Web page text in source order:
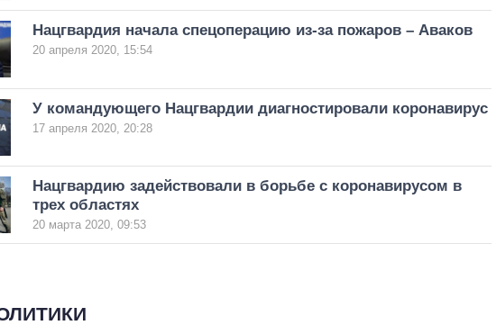
Нацгвардия начала спецоперацию из-за пожаров – Аваков
20 апреля 2020, 15:54
У командующего Нацгвардии диагностировали коронавирус
17 апреля 2020, 20:28
Нацгвардию задействовали в борьбе с коронавирусом в
трех областях
20 марта 2020, 09:53